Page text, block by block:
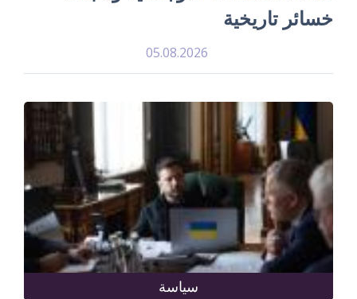
خسائر تاريخية
05.08.2026
سياسة